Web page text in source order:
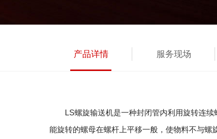
产品详情 服务现场
LS螺旋输送机是一种封闭管内利用旋转连续
能旋转的螺母在螺杆上平移一般，使物料不与